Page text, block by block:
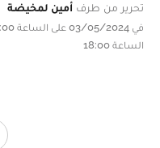
تحرير من طرف أمين لمخيضة
الساعة 18:00